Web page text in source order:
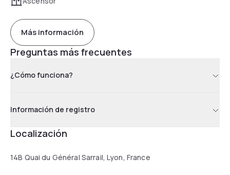
Más información
Preguntas más frecuentes
¿Cómo funciona?
Información de registro
Localización
14B Quai du Général Sarrail, Lyon, France